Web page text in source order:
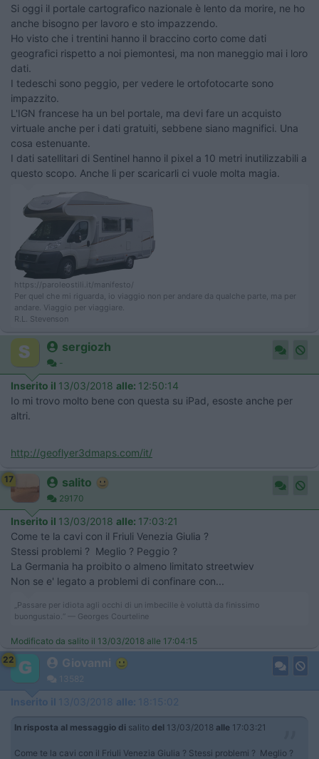
Si oggi il portale cartografico nazionale è lento da morire, ne ho
anche bisogno per lavoro e sto impazzendo.
Ho visto che i trentini hanno il braccino corto come dati
geografici rispetto a noi piemontesi, ma non maneggio mai i loro
dati.
I tedeschi sono peggio, per vedere le ortofotocarte sono
impazzito.
L'IGN francese ha un bel portale, ma devi fare un acquisto
virtuale anche per i dati gratuiti, sebbene siano magnifici. Una
cosa estenuante.
I dati satellitari di Sentinel hanno il pixel a 10 metri inutilizzabili a
questo scopo. Anche li per scaricarli ci vuole molta magia.
https://paroleostili.it/manifesto/
Per quel che mi riguarda, io viaggio non per andare da qualche parte, ma per
andare. Viaggio per viaggiare.
R.L. Stevenson
sergiozh
-
Inserito il 13/03/2018 alle: 12:50:14
Io mi trovo molto bene con questa su iPad, esoste anche per
altri.
http://geoflyer3dmaps.com/it/
17 salito
29170
Inserito il 13/03/2018 alle: 17:03:21
Come te la cavi con il Friuli Venezia Giulia ?
Stessi problemi ? Meglio ? Peggio ?
La Germania ha proibito o almeno limitato streetwiev
Non se e' legato a problemi di confinare con...
„Passare per idiota agli occhi di un imbecille è voluttà da finissimo
buongustaio.“ — Georges Courteline
Modificato da salito il 13/03/2018 alle 17:04:15
22
Giovanni
13582
Inserito il 13/03/2018 alle: 18:15:02
In risposta al messaggio di salito del 13/03/2018 alle 17:03:21
Come te la cavi con il Friuli Venezia Giulia ? Stessi problemi ? Meglio ?